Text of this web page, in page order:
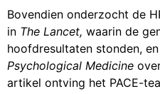
Bovendien onderzocht de
in The Lancet, waarin de
hoofdresultaten stonden,
Psychological Medicine
artikel ontving het PACE-